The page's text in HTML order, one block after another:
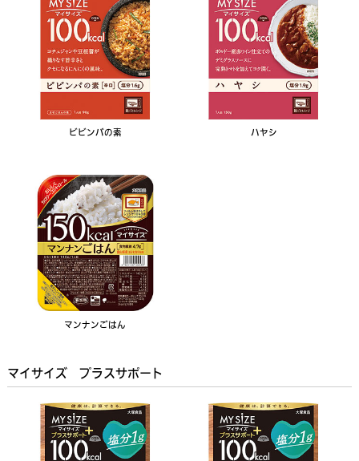
ビビンバの素 ハヤシ
マンナンごはん
マイサイズ プラスサポート